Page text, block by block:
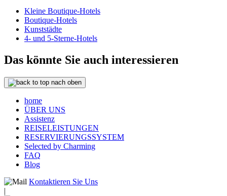
Kleine Boutique-Hotels
Boutique-Hotels
Kunststädte
4- und 5-Sterne-Hotels
Das könnte Sie auch interessieren
nach oben
home
ÜBER UNS
Assistenz
REISELEISTUNGEN
RESERVIERUNGSSYSTEM
Selected by Charming
FAQ
Blog
Kontaktieren Sie Uns
|